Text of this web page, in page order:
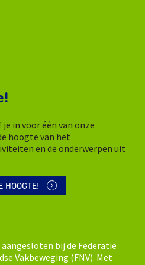
in voor één van onze
hoogte van het
en de onderwerpen uit
HOOGTE!
aangesloten bij de Federatie
Vakbeweging (FNV). Met